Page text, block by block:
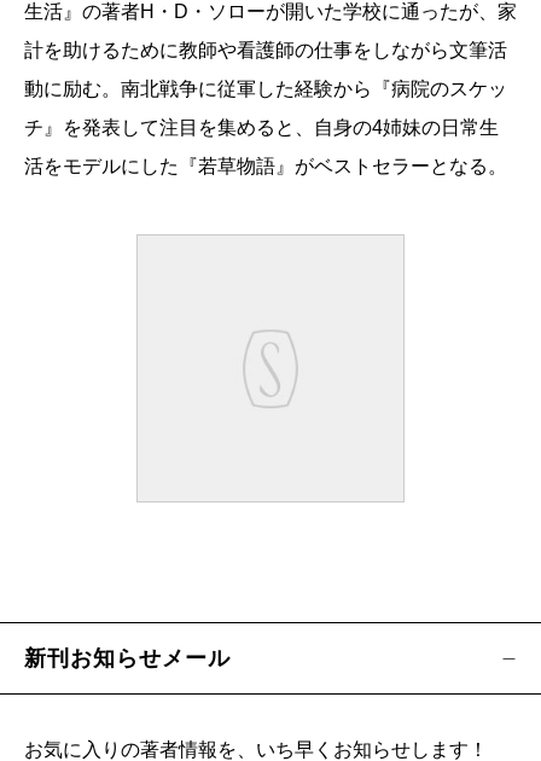
生活』の著者H・D・ソローが開いた学校に通ったが、家
計を助けるために教師や看護師の仕事をしながら文筆活
動に励む。南北戦争に従軍した経験から『病院のスケッ
チ』を発表して注目を集めると、自身の4姉妹の日常生
活をモデルにした『若草物語』がベストセラーとなる。
新刊お知らせメール
お気に入りの著者情報を、いち早くお知らせします！